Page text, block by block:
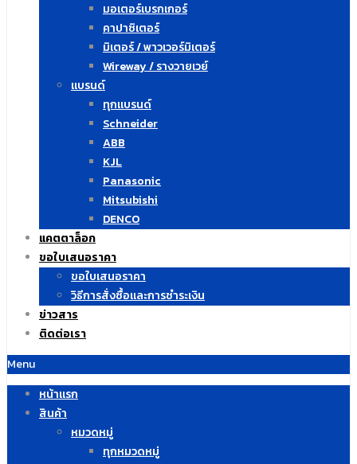
มอเตอร์เบรกเกอร์
คาปาซิเตอร์
มิเตอร์ / พาวเวอร์มิเตอร์
Wireway / รางวายเวย์
แบรนด์
ทุกแบรนด์
Schneider
ABB
KJL
Panasonic
Mitsubishi
DENCO
แคตตาล็อก
ขอใบเสนอราคา
ขอใบเสนอราคา
วิธีการสั่งซื้อและการชำระเงิน
ข่าวสาร
ติดต่อเรา
Menu
หน้าแรก
สินค้า
หมวดหมู่
ทุกหมวดหมู่